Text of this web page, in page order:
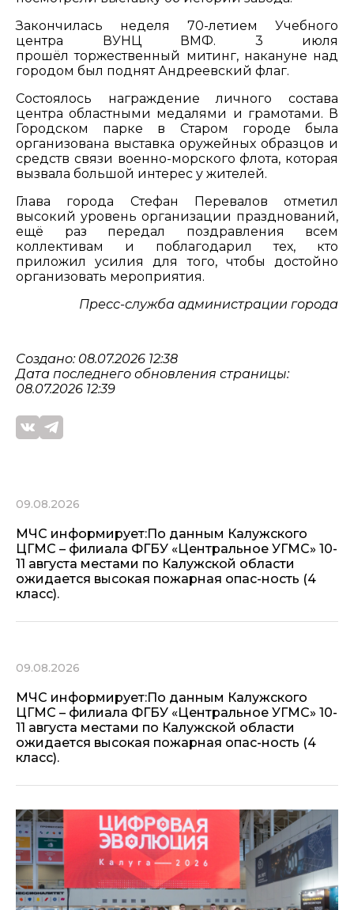
Закончилась неделя 70-летием Учебного
центра ВУНЦ ВМФ. 3 июля
прошёл торжественный митинг, накануне над
городом был поднят Андреевский флаг.
Состоялось награждение личного состава
центра областными медалями и грамотами. В
Городском парке в Старом городе была
организована выставка оружейных образцов и
средств связи военно-морского флота, которая
вызвала большой интерес у жителей.
Глава города Стефан Перевалов отметил
высокий уровень организации празднований,
ещё раз передал поздравления всем
коллективам и поблагодарил тех, кто
приложил усилия для того, чтобы достойно
организовать мероприятия.
Пресс-служба администрации города
Создано: 08.07.2026 12:38
Дата последнего обновления страницы:
08.07.2026 12:39
09.08.2026
МЧС информирует:По данным Калужского
ЦГМС – филиала ФГБУ «Центральное УГМС» 10-
11 августа местами по Калужской области
ожидается высокая пожарная опас-ность (4
класс).
09.08.2026
МЧС информирует:По данным Калужского
ЦГМС – филиала ФГБУ «Центральное УГМС» 10-
11 августа местами по Калужской области
ожидается высокая пожарная опас-ность (4
класс).